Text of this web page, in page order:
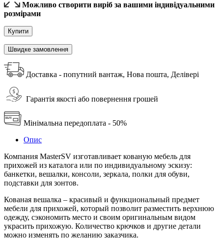
Можливо створити виріб за вашими індивідуальними
розмірами
Купити
Швидке замовлення
Доставка - попутний вантаж, Нова пошта, Делівері
Гарантія якості або повернення грошей
Мінімальна передоплата - 50%
Опис
Компания MasterSV изготавливает кованую мебель для
прихожей из каталога или по индивидуальному эскизу:
банкетки, вешалки, консоли, зеркала, полки для обуви,
подставки для зонтов.
Кованая вешалка – красивый и функциональный предмет
мебели для прихожей, который позволит разместить верхнюю
одежду, сэкономить место и своим оригинальным видом
украсить прихожую. Количество крючков и другие детали
можно изменять по желанию заказчика.